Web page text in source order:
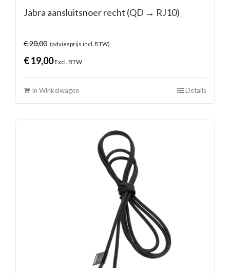
Jabra aansluitsnoer recht (QD → RJ10)
€20,00 (adviesprijs incl. BTW)
€19,00Excl. BTW
In Winkelwagen Details